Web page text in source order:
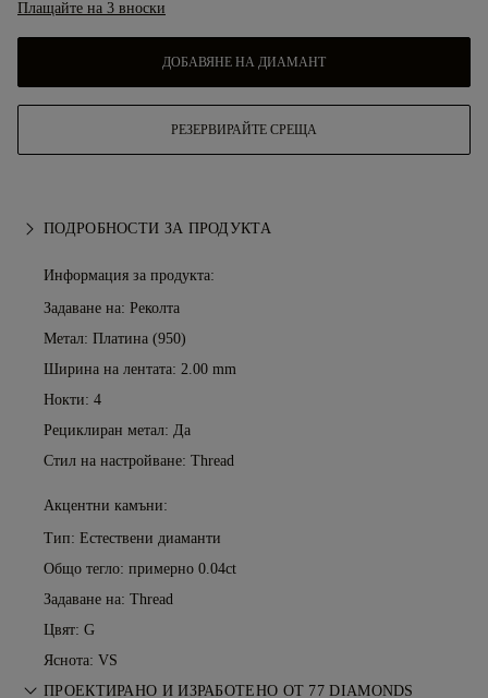
Плащайте на 3 вноски
ДОБАВЯНЕ НА ДИАМАНТ
РЕЗЕРВИРАЙТЕ СРЕЩА
ПОДРОБНОСТИ ЗА ПРОДУКТА
Информация за продукта:
Задаване на: Реколта
Метал: Платина (950)
Ширина на лентата: 2.00 mm
Нокти: 4
Рециклиран метал: Да
Стил на настройване: Thread
Акцентни камъни:
Тип: Естествени диаманти
Общо тегло: примерно 0.04ct
Задаване на: Thread
Цвят: G
Яснота: VS
ПРОЕКТИРАНО И ИЗРАБОТЕНО ОТ 77 DIAMONDS